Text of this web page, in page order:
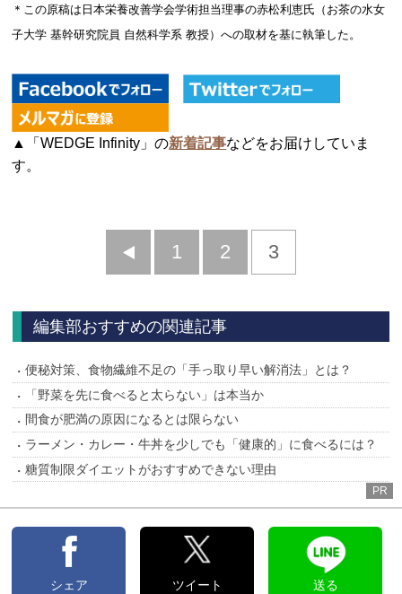
＊この原稿は日本栄養改善学会学術担当理事の赤松利恵氏（お茶の水女
子大学 基幹研究院員 自然科学系 教授）への取材を基に執筆した。
▲「WEDGE Infinity」の新着記事などをお届けしていま
す。
前
1 2 3
編集部おすすめの関連記事
便秘対策、食物繊維不足の「手っ取り早い解消法」とは？
「野菜を先に食べると太らない」は本当か
間食が肥満の原因になるとは限らない
ラーメン・カレー・牛丼を少しでも「健康的」に食べるには？
糖質制限ダイエットがおすすめできない理由
PR
シェア ツイート 送る